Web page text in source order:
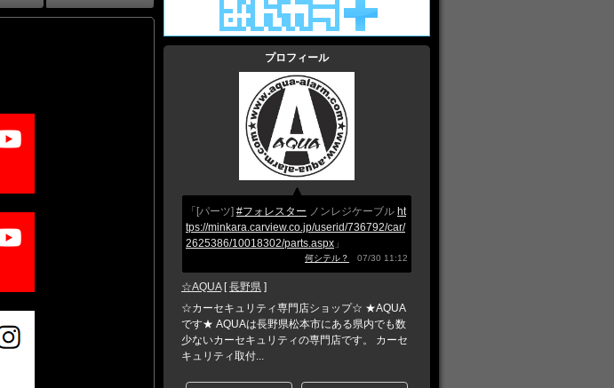
プロフィール
「[パーツ] #フォレスター ノンレジケーブル ht
tps://minkara.carview.co.jp/userid/736792/car/
2625386/10018302/parts.aspx 」
何シテル？ 07/30 11:12
☆AQUA[長野県 ]
☆カーセキュリティ専門店ショップ☆ ★AQUA
です★ AQUAは長野県松本市にある県内でも数
少ないカーセキュリティの専門店です。 カーセ
キュリティ取付...